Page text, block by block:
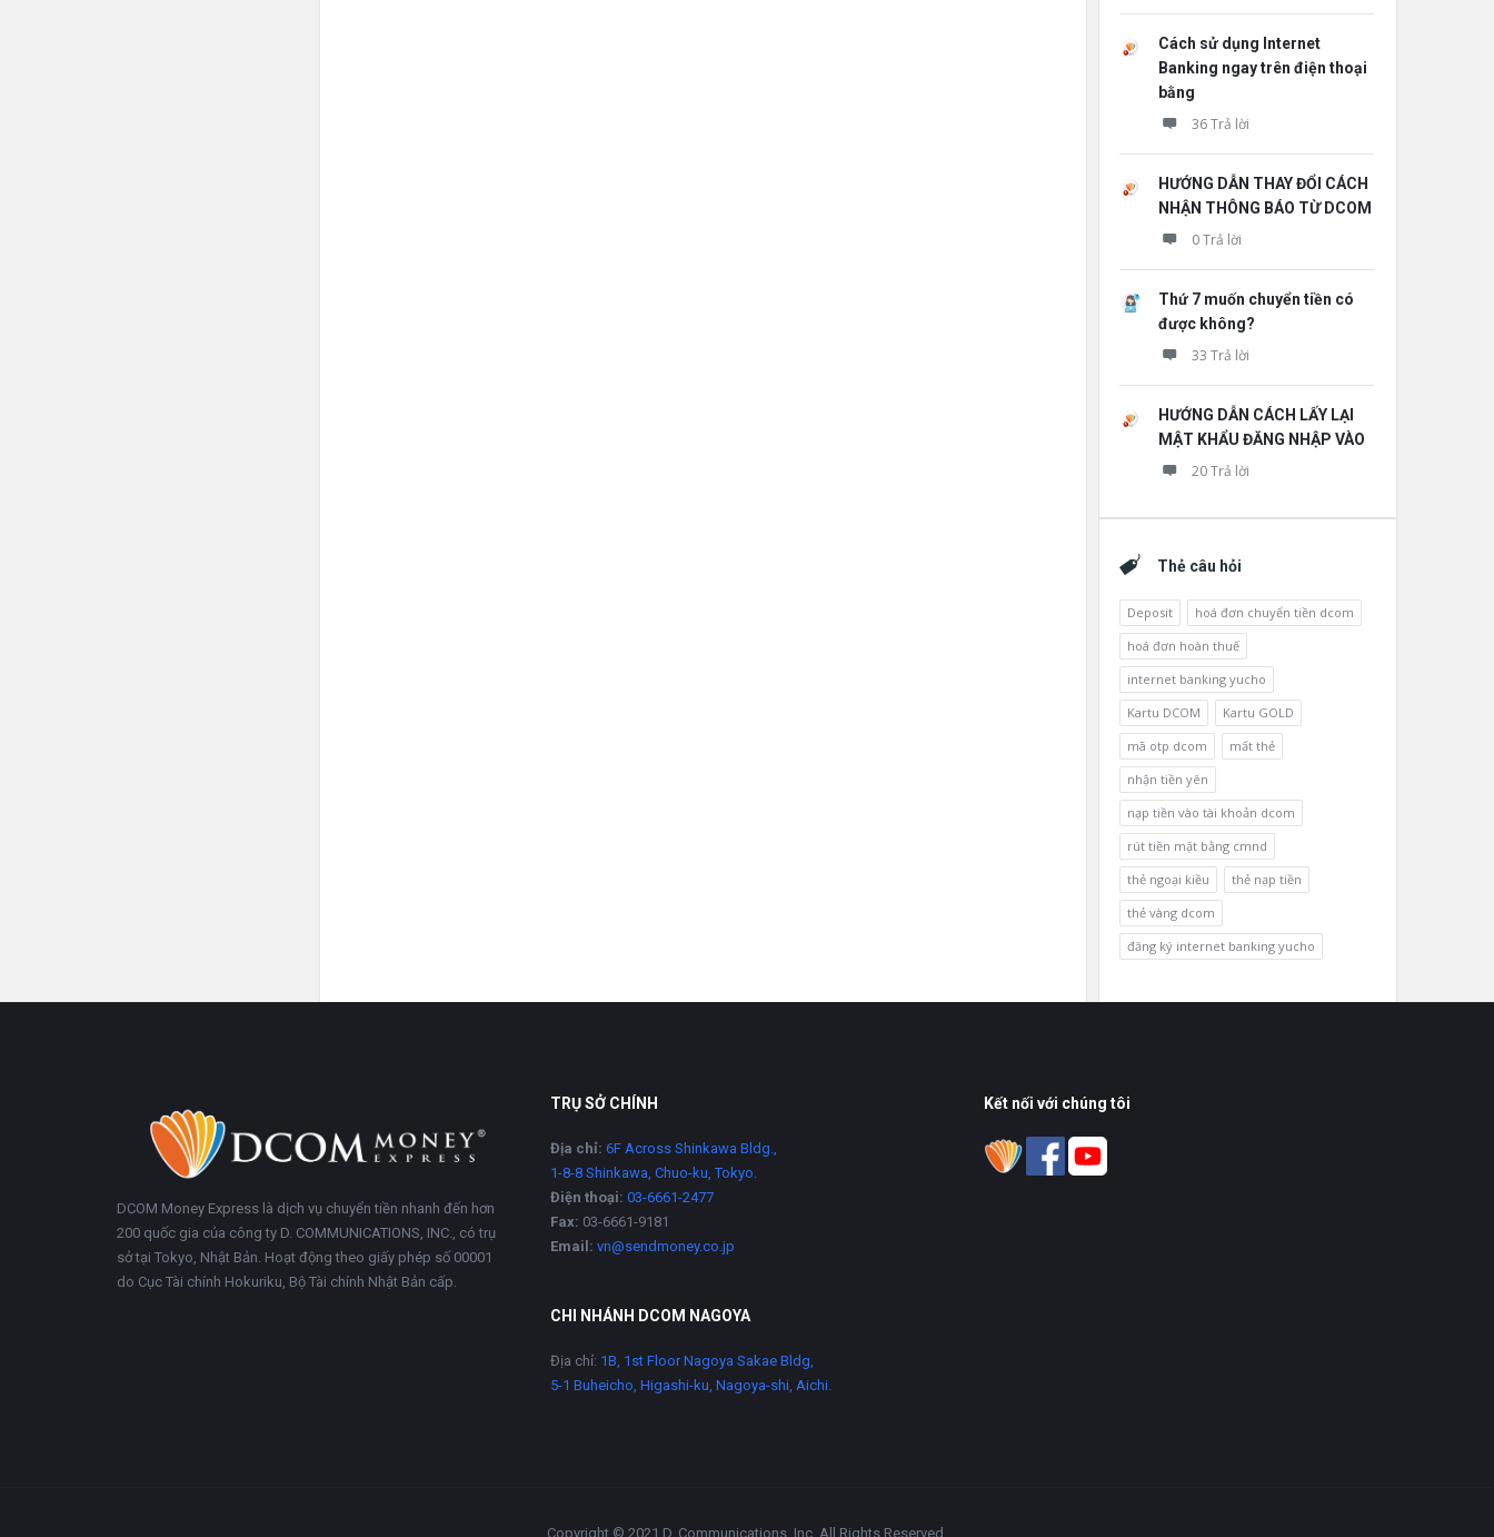
Cách sử dụng Internet
Banking ngay trên điện thoại
bằng
36 Trả lời
HƯỚNG DẪN THAY ĐỔI CÁCH
NHẬN THÔNG BÁO TỪ DCOM
0 Trả lời
Thứ 7 muốn chuyển tiền có
được không?
33 Trả lời
HƯỚNG DẪN CÁCH LẤY LẠI
MẬT KHẨU ĐĂNG NHẬP VÀO
20 Trả lời
Thẻ câu hỏi
Deposit
hoá đơn chuyển tiền dcom
hoá đơn hoàn thuế
internet banking yucho
Kartu DCOM
Kartu GOLD
mã otp dcom
mất thẻ
nhận tiền yên
nạp tiền vào tài khoản dcom
rút tiền mặt bằng cmnd
thẻ ngoại kiều
thẻ nạp tiền
thẻ vàng dcom
đăng ký internet banking yucho
trang
Trong
khoảng
DCOM Money Express là dịch vụ chuyển tiền nhanh đến hơn
200 quốc gia của công ty D. COMMUNICATIONS, INC., có trụ
sở tại Tokyo, Nhật Bản. Hoạt động theo giấy phép số 00001
do Cục Tài chính Hokuriku, Bộ Tài chính Nhật Bản cấp.
TRỤ SỞ CHÍNH
Địa chỉ: 6F Across Shinkawa Bldg.,
1-8-8 Shinkawa, Chuo-ku, Tokyo.
Điện thoại: 03-6661-2477
Fax: 03-6661-9181
Email: vn@sendmoney.co.jp
CHI NHÁNH DCOM NAGOYA
Địa chỉ: 1B, 1st Floor Nagoya Sakae Bldg,
5-1 Buheicho, Higashi-ku, Nagoya-shi, Aichi.
Kết nối với chúng tôi
Copyright © 2021 D. Communications, Inc. All Rights Reserved.